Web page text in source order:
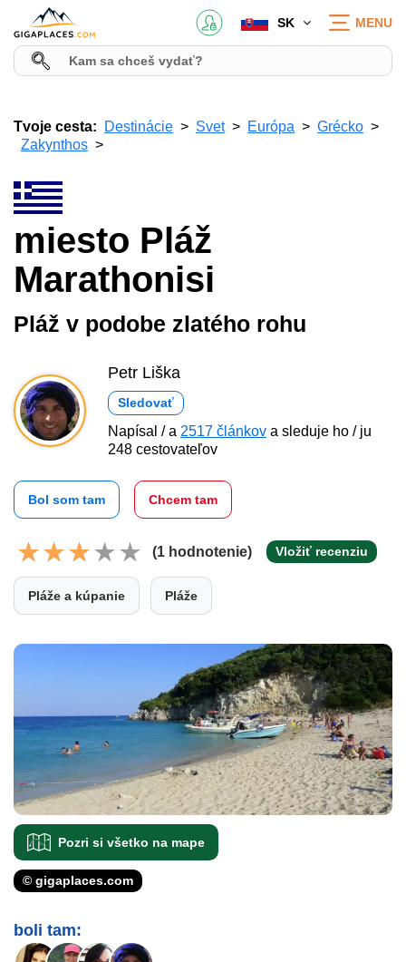
SK MENU
Tvoje cesta: Destinácie Svet Európa
Grécko
Zakynthos
miesto Pláž
Marathonisi
Pláž v podobe zlatého rohu
Petr Liška
Sledovať
Napísal / a 2517 článkov a sleduje ho / ju
248 cestovateľov
Bol som tam Chcem tam
(1 hodnotenie) Vložiť recenziu
Pláže a kúpanie Pláže
Pozri si všetko na mape
© gigaplaces.com
boli tam: